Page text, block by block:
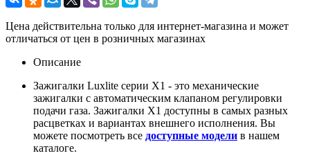
Цена действительна только для интернет-магазина и может
отличаться от цен в розничных магазинах
Описание
Зажигалки Luxlite серии X1 - это механические
зажигалки с автоматическим клапаном регулировки
подачи газа. Зажигалки X1 доступны в самых разных
расцветках и вариантах внешнего исполнения. Вы
можете посмотреть все доступные модели в нашем
каталоге.